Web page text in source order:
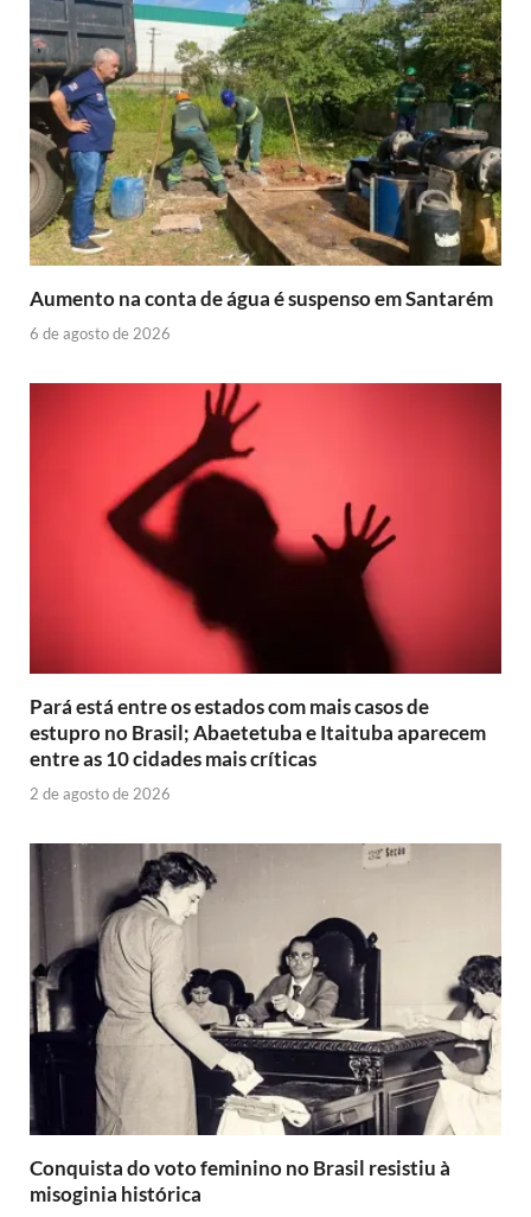
Aumento na conta de água é suspenso em Santarém
6 de agosto de 2026
Pará está entre os estados com mais casos de
estupro no Brasil; Abaetetuba e Itaituba aparecem
entre as 10 cidades mais críticas
2 de agosto de 2026
Conquista do voto feminino no Brasil resistiu à
misoginia histórica